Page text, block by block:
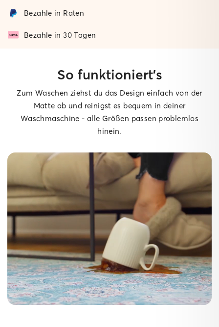
Bezahle in Raten
Bezahle in 30 Tagen
So funktioniert’s
Zum Waschen ziehst du das Design einfach von der
Matte ab und reinigst es bequem in deiner
Waschmaschine - alle Größen passen problemlos
hinein.